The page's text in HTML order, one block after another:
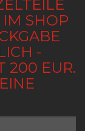
SHOP
-
200 EUR.